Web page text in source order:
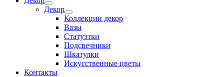
Декор
Коллекции декор
Вазы
Статуэтки
Подсвечники
Шкатулки
Искусственные цветы
Контакты